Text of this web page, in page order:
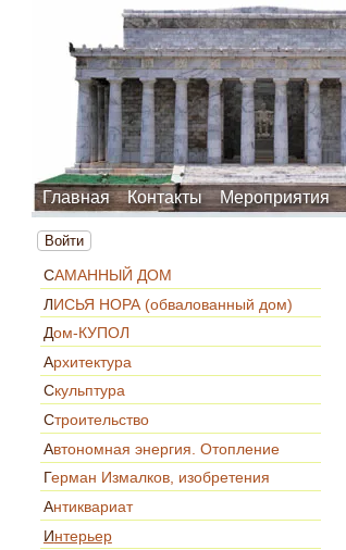
Главная Контакты Мероприятия
Войти
САМАННЫЙ ДОМ
ЛИСЬЯ НОРА (обвалованный дом)
Дом-КУПОЛ
Архитектура
Скульптура
Строительство
Автономная энергия. Отопление
Герман Измалков, изобретения
Антиквариат
Интерьер